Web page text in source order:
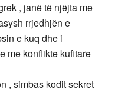
, janë të njëjta me
rrjedhjën e
e kuq dhe i
me konflikte kufitare
, simbas kodit sekret